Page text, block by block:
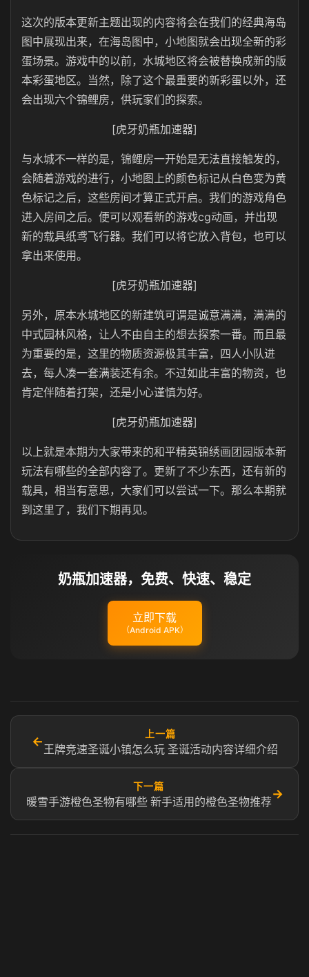
这次的版本更新主题出现的内容将会在我们的经典海岛
图中展现出来，在海岛图中，小地图就会出现全新的彩
蛋场景。游戏中的以前，水城地区将会被替换成新的版
本彩蛋地区。当然，除了这个最重要的新彩蛋以外，还
会出现六个锦鲤房，供玩家们的探索。
[虎牙奶瓶加速器]
与水城不一样的是，锦鲤房一开始是无法直接触发的，
会随着游戏的进行，小地图上的颜色标记从白色变为黄
色标记之后，这些房间才算正式开启。我们的游戏角色
进入房间之后。便可以观看新的游戏cg动画，并出现
新的载具纸鸢飞行器。我们可以将它放入背包，也可以
拿出来使用。
[虎牙奶瓶加速器]
另外，原本水城地区的新建筑可谓是诚意满满，满满的
中式园林风格，让人不由自主的想去探索一番。而且最
为重要的是，这里的物质资源极其丰富，四人小队进
去，每人凑一套满装还有余。不过如此丰富的物资，也
肯定伴随着打架，还是小心谨慎为好。
[虎牙奶瓶加速器]
以上就是本期为大家带来的和平精英锦绣画团园版本新
玩法有哪些的全部内容了。更新了不少东西，还有新的
载具，相当有意思，大家们可以尝试一下。那么本期就
到这里了，我们下期再见。
奶瓶加速器，免费、快速、稳定
立即下载
（Android APK）
←
上一篇
王牌竞速圣诞小镇怎么玩 圣诞活动内容详细介绍
下一篇
暖雪手游橙色圣物有哪些 新手适用的橙色圣物推荐
→